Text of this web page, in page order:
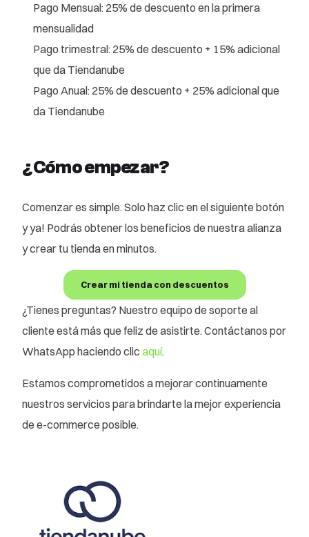
Pago Mensual: 25% de descuento en la primera
mensualidad
Pago trimestral: 25% de descuento + 15% adicional
que da Tiendanube
Pago Anual: 25% de descuento + 25% adicional que
da Tiendanube
¿Cómo empezar?
Comenzar es simple. Solo haz clic en el siguiente botón
y ya! Podrás obtener los beneficios de nuestra alianza
y crear tu tienda en minutos.
Crear mi tienda con descuentos
¿Tienes preguntas? Nuestro equipo de soporte al
cliente está más que feliz de asistirte. Contáctanos por
WhatsApp haciendo clicaquí.
Estamos comprometidos a mejorar continuamente
nuestros servicios para brindarte la mejor experiencia
de e-commerce posible.